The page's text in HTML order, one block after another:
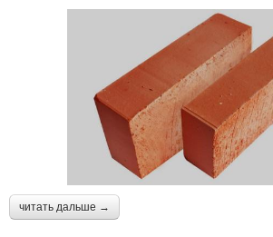
читать дальше →